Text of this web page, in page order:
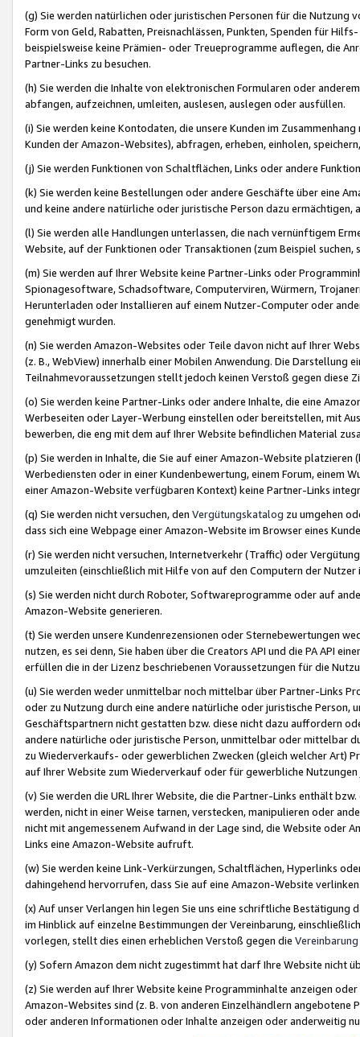
(g) Sie werden natürlichen oder juristischen Personen für die Nutzung
Form von Geld, Rabatten, Preisnachlässen, Punkten, Spenden für
beispielsweise keine Prämien- oder Treueprogramme auflegen, die
Partner-Links zu besuchen.
(h) Sie werden die Inhalte von elektronischen Formularen oder
abfangen, aufzeichnen, umleiten, auslesen, auslegen oder ausfüllen.
(i) Sie werden keine Kontodaten, die unsere Kunden im
Kunden der Amazon-Websites), abfragen, erheben, einholen,
(j) Sie werden Funktionen von Schaltflächen, Links oder andere
(k) Sie werden keine Bestellungen oder andere Geschäfte über eine
und keine andere natürliche oder juristische Person dazu
(l) Sie werden alle Handlungen unterlassen, die nach vernünftigem
Website, auf der Funktionen oder Transaktionen (zum Beispiel
(m) Sie werden auf Ihrer Website keine Partner-Links oder
Spionagesoftware, Schadsoftware, Computerviren, Würmern,
Herunterladen oder Installieren auf einem Nutzer-Computer oder
genehmigt wurden.
(n) Sie werden Amazon-Websites oder Teile davon nicht auf Ihrer
(z. B., WebView) innerhalb einer Mobilen Anwendung. Die Darstellung
Teilnahmevoraussetzungen stellt jedoch keinen Verstoß gegen diese
(o) Sie werden keine Partner-Links oder andere Inhalte, die eine
Werbeseiten oder Layer-Werbung einstellen oder bereitstellen, mit
bewerben, die eng mit dem auf Ihrer Website befindlichen Material
(p) Sie werden in Inhalte, die Sie auf einer Amazon-Website
Werbediensten oder in einer Kundenbewertung, einem Forum, einem
einer Amazon-Website verfügbaren Kontext) keine Partner-Links
(q) Sie werden nicht versuchen, den Vergütungskatalog zu umgehen
dass sich eine Webpage einer Amazon-Website im Browser eines
(r) Sie werden nicht versuchen, Internetverkehr (Traffic) oder
umzuleiten (einschließlich mit Hilfe von auf den Computern der
(s) Sie werden nicht durch Roboter, Softwareprogramme oder auf
Amazon-Website generieren.
(t) Sie werden unsere Kundenrezensionen oder Sternebewertungen
nutzen, es sei denn, Sie haben über die Creators API und die PA API
erfüllen die in der Lizenz beschriebenen Voraussetzungen für die
(u) Sie werden weder unmittelbar noch mittelbar über Partner-Links
oder zu Nutzung durch eine andere natürliche oder juristische
Geschäftspartnern nicht gestatten bzw. diese nicht dazu auffordern
andere natürliche oder juristische Person, unmittelbar oder mittelbar
zu Wiederverkaufs- oder gewerblichen Zwecken (gleich welcher Art)
auf Ihrer Website zum Wiederverkauf oder für gewerbliche
(v) Sie werden die URL Ihrer Website, die die Partner-Links enthält
werden, nicht in einer Weise tarnen, verstecken, manipulieren oder
nicht mit angemessenem Aufwand in der Lage sind, die Website oder
Links eine Amazon-Website aufruft.
(w) Sie werden keine Link-Verkürzungen, Schaltflächen, Hyperlinks
dahingehend hervorrufen, dass Sie auf eine Amazon-Website
(x) Auf unser Verlangen hin legen Sie uns eine schriftliche
im Hinblick auf einzelne Bestimmungen der Vereinbarung,
vorlegen, stellt dies einen erheblichen Verstoß gegen die Vereinbarung
(y) Sofern Amazon dem nicht zugestimmt hat darf Ihre Website nicht
(z) Sie werden auf Ihrer Website keine Programminhalte anzeigen
Amazon-Websites sind (z. B. von anderen Einzelhändlern
oder anderen Informationen oder Inhalte anzeigen oder anderweitig